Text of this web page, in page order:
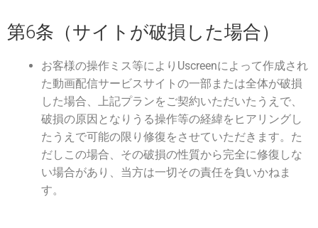
第6条（サイトが破損した場合）
お客様の操作ミス等によりUscreenによって作成され
た動画配信サービスサイトの一部または全体が破損
した場合、上記プランをご契約いただいたうえで、
破損の原因となりうる操作等の経緯をヒアリングし
たうえで可能の限り修復をさせていただきます。た
だしこの場合、その破損の性質から完全に修復しな
い場合があり、当方は一切その責任を負いかねま
す。